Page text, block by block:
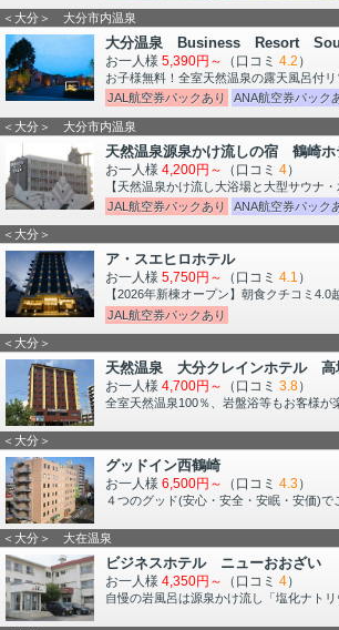
＜大分＞ 大分市内温泉
大分温泉 Business Resort
お一人様 5,390円～ （口コミ 4.2 ）
お子様無料！全室天然温泉の露天風呂付
JAL航空券パックあり
ANA航空券パック
＜大分＞ 大分市内温泉
天然温泉源泉かけ流しの宿 鶴崎ホ
お一人様 4,200円～ （口コミ 4）
【天然温泉かけ流し大浴場と大型サウナ
JAL航空券パックあり
ANA航空券パック
＜大分＞
ア・スエヒロホテル
お一人様 5,750円～ （口コミ 4.1 ）
【2026年新棟オープン】朝食クチコミ
JAL航空券パックあり
＜大分＞
天然温泉 大分クレインホテル 高
お一人様 4,700円～ （口コミ 3.8）
全室天然温泉100％、岩盤浴等もお客様
＜大分＞
グッドイン西鶴崎
お一人様 6,500円～ （口コミ 4.3）
４つのグッド(安心・安全・安眠・安価)
＜大分＞ 大在温泉
ビジネスホテル ニューおおざい
お一人様 4,350円～ （口コミ 4）
自慢の岩風呂は源泉かけ流し「塩化ナト